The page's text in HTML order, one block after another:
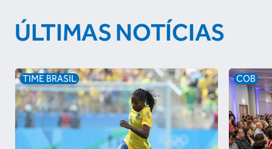
ÚLTIMAS NOTÍCIAS
TIME BRASIL COB